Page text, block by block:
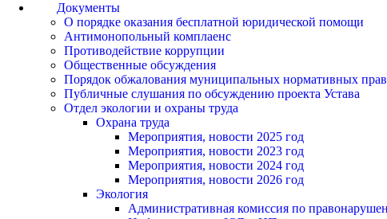
Документы
О порядке оказания бесплатной юридической помощи
Антимонопольный комплаенс
Противодействие коррупции
Общественные обсуждения
Порядок обжалования муниципальных нормативных
Публичные слушания по обсуждению проекта Устава
Отдел экологии и охраны труда
Охрана труда
Мероприятия, новости 2025 год
Мероприятия, новости 2023 год
Мероприятия, новости 2024 год
Мероприятия, новости 2026 год
Экология
Административная комиссия по